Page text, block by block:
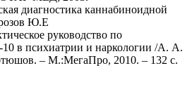
диагностика каннабиноидной
Ю.Е
руководство по
в психиатрии и наркологии /А. А.
– М.:МегаПро, 2010. – 132 с.